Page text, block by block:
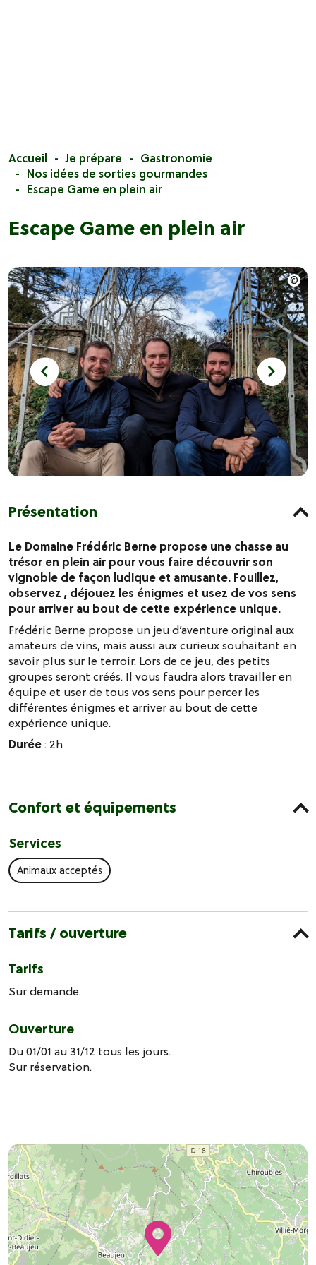
Accueil Je prépare
Gastronomie
Nos idées de sorties gourmandes
Escape Game en plein air
Escape Game en plein air
Présentation
Le Domaine Frédéric Berne propose une chasse au
trésor en plein air pour vous faire découvrir son
vignoble de façon ludique et amusante. Fouillez,
observez , déjouez les énigmes et usez de vos sens
pour arriver au bout de cette expérience unique.
Frédéric Berne propose un jeu d’aventure original aux
amateurs de vins, mais aussi aux curieux souhaitant en
savoir plus sur le terroir. Lors de ce jeu, des petits
groupes seront créés. Il vous faudra alors travailler en
équipe et user de tous vos sens pour percer les
différentes énigmes et arriver au bout de cette
expérience unique.
Durée: 2h
Confort et équipements
Services
Animaux acceptés
Tarifs / ouverture
Tarifs
Sur demande.
Ouverture
Du 01/01 au 31/12 tous les jours.
Sur réservation.